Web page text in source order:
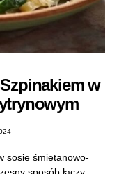
w
sosie śmietanowo-